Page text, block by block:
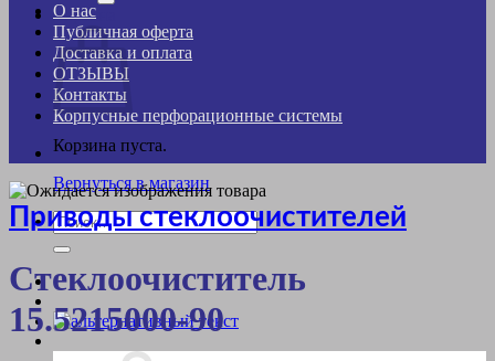
Корзина
Корзина пуста.
Вернуться в магазин
Искать:
О нас
Публичная оферта
Доставка и оплата
ОТЗЫВЫ
Контакты
Корпусные перфорационные системы
Приводы стеклоочистителей
Стеклоочиститель
15.5215000-90